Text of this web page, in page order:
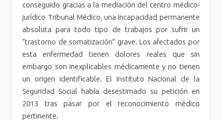
conseguido gracias a la mediación del centro médico-
jurídico Tribunal Médico, una Incapacidad permanente
absoluta para todo tipo de trabajos por sufrir un
“trastorno de somatización” grave. Los afectados por
esta enfermedad tienen dolores reales que sin
embargo son inexplicables médicamente y no tienen
un origen identificable. El Instituto Nacional de la
Seguridad Social había desestimado su petición en
2013 tras pasar por el reconocimiento médico
pertinente.